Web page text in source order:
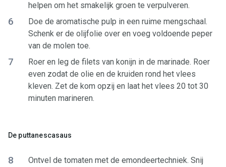
helpen om het smakelijk groen te verpulveren.
6
Doe de aromatische pulp in een ruime mengschaal.
Schenk er de olijfolie over en voeg voldoende peper
van de molen toe.
7
Roer en leg de filets van konijn in de marinade. Roer
even zodat de olie en de kruiden rond het vlees
kleven. Zet de kom opzij en laat het vlees 20 tot 30
minuten marineren.
De puttanescasaus
8
Ontvel de tomaten met de emondeertechniek. Snij